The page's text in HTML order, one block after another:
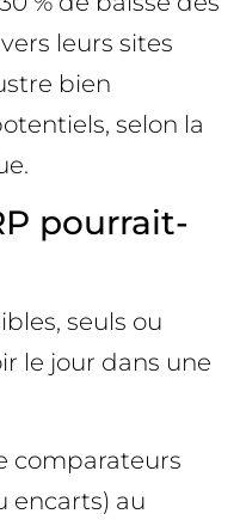
leurs sites
bien
selon la
pourrait-
seuls ou
le jour dans une
comparateurs
encarts) au